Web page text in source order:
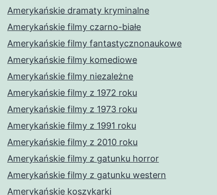
Amerykańskie dramaty kryminalne
Amerykańskie filmy czarno-białe
Amerykańskie filmy fantastycznonaukowe
Amerykańskie filmy komediowe
Amerykańskie filmy niezależne
Amerykańskie filmy z 1972 roku
Amerykańskie filmy z 1973 roku
Amerykańskie filmy z 1991 roku
Amerykańskie filmy z 2010 roku
Amerykańskie filmy z gatunku horror
Amerykańskie filmy z gatunku western
Amerykańskie koszykarki